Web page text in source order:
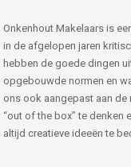
Onkenhout Makelaars is
in de afgelopen jaren
hebben de goede dingen
opgebouwde normen en
ons ook aangepast aan de
“out of the box” te denken
altijd creatieve ideeën te